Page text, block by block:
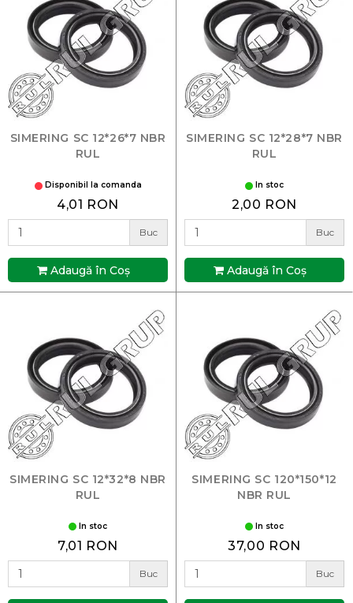
SIMERING SC 12*26*7 NBR
RUL
Disponibil la comanda
4,01 RON
Buc
Adaugă în Coş
SIMERING SC 12*28*7 NBR
RUL
In stoc
2,00 RON
Buc
Adaugă în Coş
SIMERING SC 12*32*8 NBR
RUL
In stoc
7,01 RON
Buc
SIMERING SC 120*150*12
NBR RUL
In stoc
37,00 RON
Buc